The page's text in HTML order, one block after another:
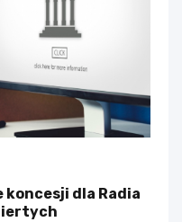
koncesji dla Radia